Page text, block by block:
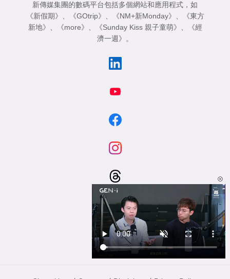
新傳媒集團的數碼平台包括多個網站和應用程式，如
《新假期》
《GOtrip》 《NM+新Monday》
《東方
新地》
《more》 《Sunday Kiss 親子童萌》
《經
濟一週》
。